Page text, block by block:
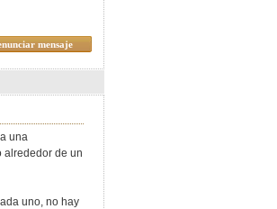
mensaje
una
alrededor de un
uno, no hay